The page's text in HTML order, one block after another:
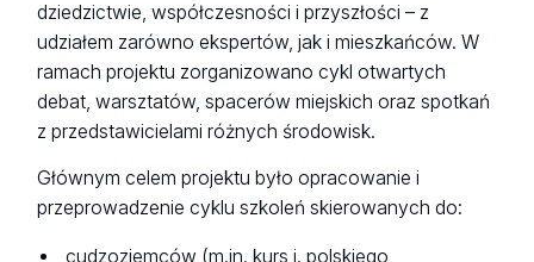
dziedzictwie, współczesności i przyszłości – z
udziałem zarówno ekspertów, jak i mieszkańców. W
ramach projektu zorganizowano cykl otwartych
debat, warsztatów, spacerów miejskich oraz spotkań
z przedstawicielami różnych środowisk.
Głównym celem projektu było opracowanie i
przeprowadzenie cyklu szkoleń skierowanych do:
cudzoziemców (m.in. kurs j. polskiego,